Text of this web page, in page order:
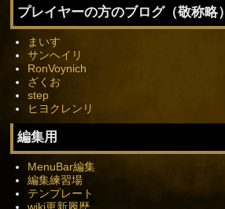
プレイヤーの方のブログ（敬称略）
まいす
サンヘイリ
RonVoynich
ざくお
step
ヒヨクレンリ
編集用
MenuBar編集
編集練習場
テンプレート